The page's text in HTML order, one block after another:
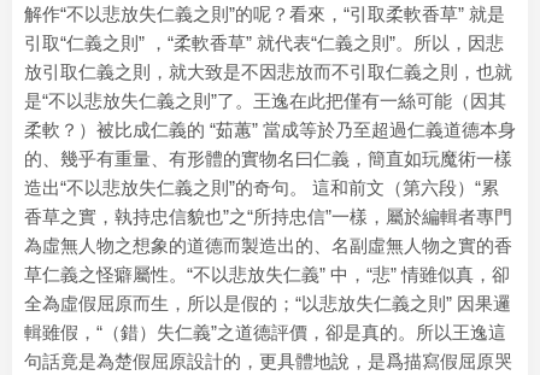
解作“不以悲放失仁義之則”的呢？看來，“引取柔軟香草” 就是
引取“仁義之則” ，“柔軟香草” 就代表“仁義之則”。所以，因悲
放引取仁義之則，就大致是不因悲放而不引取仁義之則，也就
是“不以悲放失仁義之則”了。王逸在此把僅有一絲可能（因其
柔軟？）被比成仁義的 “茹蕙” 當成等於乃至超過仁義道德本身
的、幾乎有重量、有形體的實物名曰仁義，簡直如玩魔術一樣
造出“不以悲放失仁義之則”的奇句。 這和前文（第六段）“累
香草之實，執持忠信貌也”之“所持忠信”一樣，屬於編輯者專門
為虛無人物之想象的道德而製造出的、名副虛無人物之實的香
草仁義之怪癖屬性。“不以悲放失仁義” 中，“悲” 情雖似真，卻
全為虛假屈原而生，所以是假的；“以悲放失仁義之則” 因果邏
輯雖假，“（錯）失仁義”之道德評價，卻是真的。所以王逸這
句話竟是為楚假屈原設計的，更具體地說，是爲描寫假屈原哭